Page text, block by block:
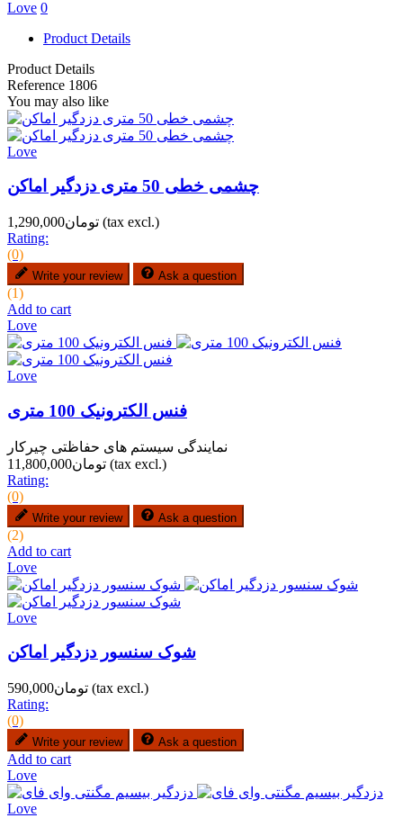
Love 0
Product Details
Product Details
Reference 1806
You may also like
Love
چشمی خطی 50 متری دزدگیر اماکن
تومان1,290,000 (tax excl.)
Rating:
(0)
Write your review Ask a question
(1)
Add to cart
Love
Love
فنس الکترونیک 100 متری
نمایندگی سیستم های حفاظتی چیرکار
تومان11,800,000 (tax excl.)
Rating:
(0)
Write your review Ask a question
(2)
Add to cart
Love
Love
شوک سنسور دزدگیر اماکن
تومان590,000 (tax excl.)
Rating:
(0)
Write your review Ask a question
Add to cart
Love
Love